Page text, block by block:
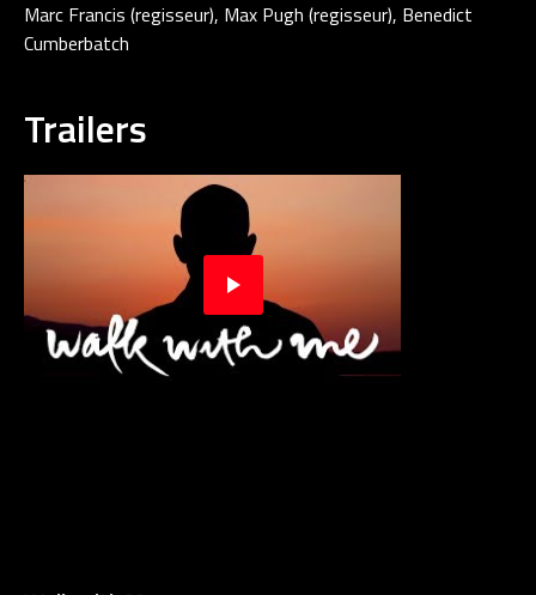
Marc Francis (regisseur), Max Pugh (regisseur), Benedict
Cumberbatch
Trailers